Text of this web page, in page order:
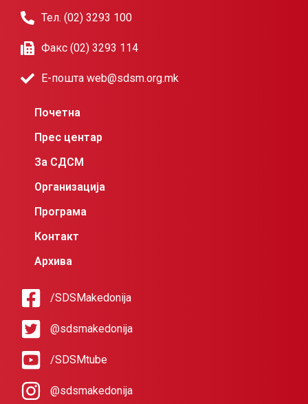
Тел. (02) 3293 100
Факс (02) 3293 114
Е-пошта web@sdsm.org.mk
Почетна
Прес центар
За СДСМ
Организација
Програма
Контакт
Архива
/SDSMakedonija
@sdsmakedonija
/SDSMtube
@sdsmakedonija